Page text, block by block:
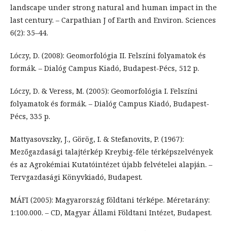
landscape under strong natural and human impact in the
last century. – Carpathian J of Earth and Environ. Sciences
6(2): 35–44.
Lóczy, D. (2008): Geomorfológia II. Felszíni folyamatok és
formák. – Dialóg Campus Kiadó, Budapest-Pécs, 512 p.
Lóczy, D. & Veress, M. (2005): Geomorfológia I. Felszíni
folyamatok és formák. – Dialóg Campus Kiadó, Budapest-
Pécs, 335 p.
Mattyasovszky, J., Görög, I. & Stefanovits, P. (1967):
Mezőgazdasági talajtérkép Kreybig-féle térképszelvények
és az Agrokémiai Kutatóintézet újabb felvételei alapján. –
Tervgazdasági Könyvkiadó, Budapest.
MÁFI (2005): Magyarország földtani térképe. Méretarány:
1:100.000. – CD, Magyar Állami Földtani Intézet, Budapest.